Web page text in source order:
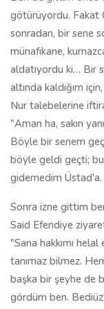
gidemedim Üstad'a.
Sonra izne gittim
Said Efendiye
"Sana hakkımı
tanımaz bilmez.
başka bir şeyhe de
gördüm ben.
orada oturmuş;
namahremin
etmişim" dedi ve
vardığımda ilk işim
olacak..." Artık
İzin bitti, tekrar
Diyarbakır ili Hazro